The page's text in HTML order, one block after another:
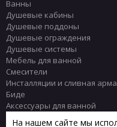
Ванны
Душевые кабины
Душевые поддоны
Душевые ограждения
Душевые системы
Мебель для ванной
Смесители
Инсталляции и сливная
Биде
Аксессуары для ванной
На нашем сайте мы